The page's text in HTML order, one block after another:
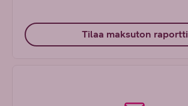
Tilaa maksuton raportti